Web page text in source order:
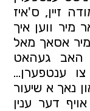
זיין, ס'איז
מיר ווען איך
אסאך מאל
האב געהאט
ענטפערן…
נאך א שיעור
דער ענין